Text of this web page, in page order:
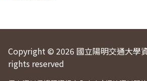
Copyright © 2026 國立陽明交通大學
rights reserved